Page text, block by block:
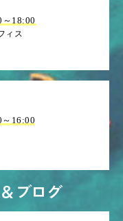
18:00
ィス
16:00
ブログ